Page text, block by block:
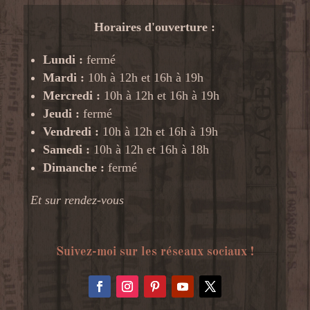
Horaires d'ouverture :
Lundi : fermé
Mardi : 10h à 12h et 16h à 19h
Mercredi : 10h à 12h et 16h à 19h
Jeudi : fermé
Vendredi : 10h à 12h et 16h à 19h
Samedi : 10h à 12h et 16h à 18h
Dimanche : fermé
Et sur rendez-vous
Suivez-moi sur les réseaux sociaux !